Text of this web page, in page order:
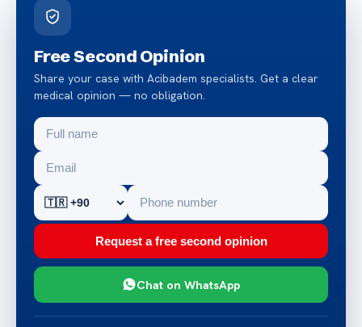
Free Second Opinion
Share your case with Acibadem specialists. Get a clear
medical opinion — no obligation.
Request a free second opinion
Chat on WhatsApp